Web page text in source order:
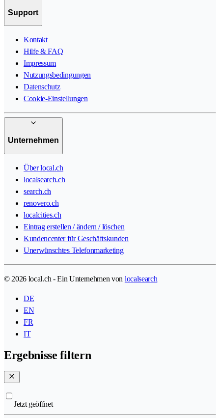
Support
Kontakt
Hilfe & FAQ
Impressum
Nutzungsbedingungen
Datenschutz
Cookie-Einstellungen
Unternehmen
Über local.ch
localsearch.ch
search.ch
renovero.ch
localcities.ch
Eintrag erstellen / ändern / löschen
Kundencenter für Geschäftskunden
Unerwünschtes Telefonmarketing
© 2026 local.ch - Ein Unternehmen von localsearch
DE
EN
FR
IT
Ergebnisse filtern
Jetzt geöffnet